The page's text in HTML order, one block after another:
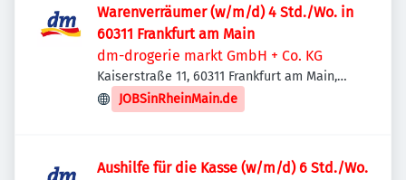
Warenverräumer (w/m/d) 4 Std./Wo. in
60311 Frankfurt am Main
dm-drogerie markt GmbH + Co. KG
Kaiserstraße 11, 60311 Frankfurt am Main,
Deutschland
JOBSinRheinMain.de
Aushilfe für die Kasse (w/m/d) 6 Std./Wo.